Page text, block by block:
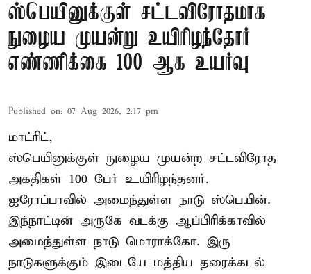
ஸ்பெயினுக்குள் சட்டவிரோதமாக
நுழைய முயன்று உயிரிழந்தோர்
எண்ணிக்கை 100 ஆக உயர்வு
Published on: 07 Aug 2026, 2:17 pm
மாட்ரிட்,
ஸ்பெயினுக்குள் நுழைய முயன்ற சட்டவிரோத
அகதிகள் 100 பேர் உயிரிழந்தனர்.
ஐரோப்பாவில் அமைந்துள்ள நாடு ஸ்பெயின்.
இந்நாட்டின் அருகே வடக்கு ஆப்பிரிக்காவில்
அமைந்துள்ள நாடு மொராக்கோ. இரு
நாடுகளுக்கும் இடையே மத்திய தரைக்கடல்